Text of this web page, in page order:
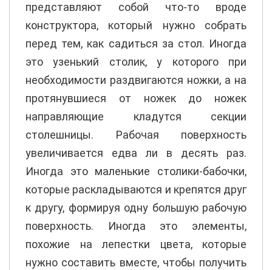
представляют собой что-то вроде
конструктора, который нужно собрать
перед тем, как садиться за стол. Иногда
это узенький столик, у которого при
необходимости раздвигаются ножки, а на
протянувшиеся от ножек до ножек
направляющие кладутся секции
столешницы. Рабочая поверхность
увеличивается едва ли в десять раз.
Иногда это маленькие столики-бабочки,
которые раскладываются и крепятся друг
к другу, формируя одну большую рабочую
поверхность. Иногда это элементы,
похожие на лепестки цвета, которые
нужно составить вместе, чтобы получить